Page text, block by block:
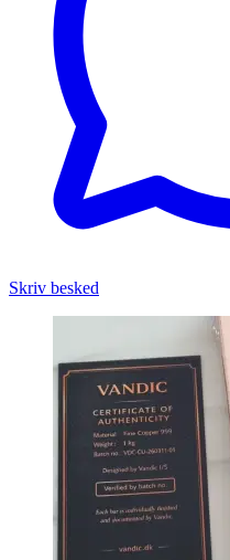
Skriv besked